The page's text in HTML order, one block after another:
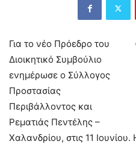
Για το νέο Πρόεδρο του
Διοικητικό Συμβούλιο
ενημέρωσε ο Σύλλογος
Προστασίας
Περιβάλλοντος και
Ρεματιάς Πεντέλης –
Χαλανδρίου, στις 11